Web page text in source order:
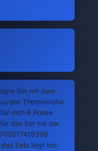
Set mit dem
der Themenreihe
dich 8 Preise
das Set mit der
Sets liegt bei